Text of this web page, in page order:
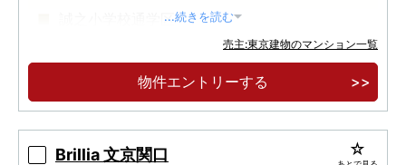
誠之小学校通学区...続きを読む
売主:東京建物のマンション一覧
物件エントリーする
Brillia 文京関口